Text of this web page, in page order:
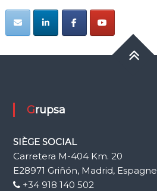
Grupsa
SIÈGE SOCIAL
Carretera M-404 Km. 20
E28971 Griñón, Madrid, Espagne
+34 918 140 502